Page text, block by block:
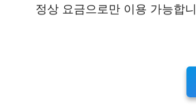
정상 요금으로만 이용 가능합